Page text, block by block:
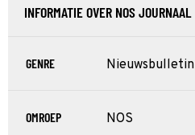
INFORMATIE OVER NOS JOURNAAL
GENRE Nieuwsbulletin
OMROEP NOS